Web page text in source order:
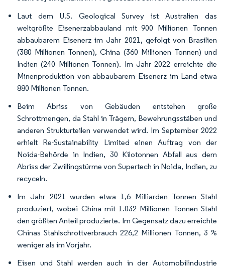
Laut dem U.S. Geological Survey ist Australien das
weltgrößte Eisenerzabbauland mit 900 Millionen Tonnen
abbaubarem Eisenerz im Jahr 2021, gefolgt von Brasilien
(380 Millionen Tonnen), China (360 Millionen Tonnen) und
Indien (240 Millionen Tonnen). Im Jahr 2022 erreichte die
Minenproduktion von abbaubarem Eisenerz im Land etwa
880 Millionen Tonnen.
Beim Abriss von Gebäuden entstehen große
Schrottmengen, da Stahl in Trägern, Bewehrungsstäben und
anderen Strukturteilen verwendet wird. Im September 2022
erhielt Re-Sustainability Limited einen Auftrag von der
Noida-Behörde in Indien, 30 Kilotonnen Abfall aus dem
Abriss der Zwillingstürme von Supertech in Noida, Indien, zu
recyceln.
Im Jahr 2021 wurden etwa 1,6 Milliarden Tonnen Stahl
produziert, wobei China mit 1.032 Millionen Tonnen Stahl
den größten Anteil produzierte. Im Gegensatz dazu erreichte
Chinas Stahlschrottverbrauch 226,2 Millionen Tonnen, 3 %
weniger als im Vorjahr.
Eisen und Stahl werden auch in der Automobilindustrie